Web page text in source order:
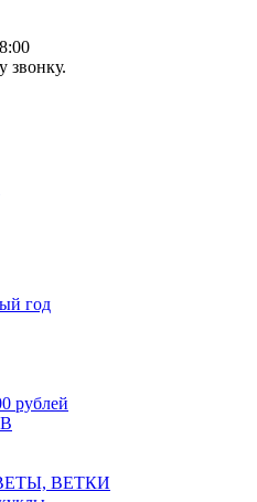
звонку.
год
рублей
ВЕТКИ